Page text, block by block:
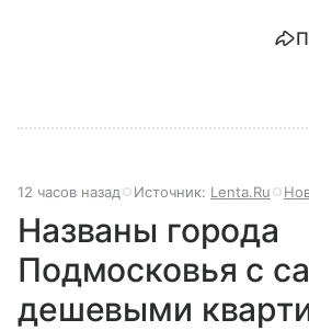
12 часов назад Источник: Lenta.Ru
Названы города
Подмосковья с
дешевыми